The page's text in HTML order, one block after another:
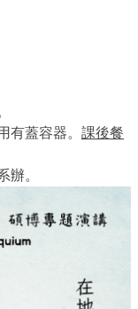
有蓋容器。 課後餐
辦。